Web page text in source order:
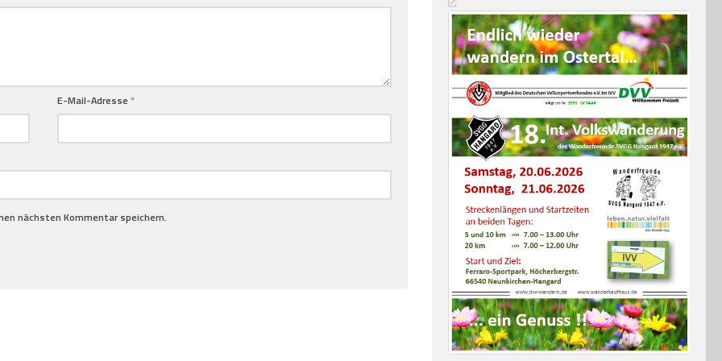
E-Mail-Adresse*
nächsten Kommentar speichern.